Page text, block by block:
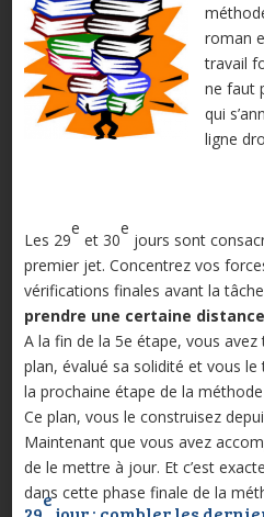
roman
travail
ne faut
qui
ligne
Les 29
e
et 30
e
jours sont
premier jet. Concentrez vos
vérifications finales avant la
prendre une certaine
A la fin de la 5e étape, vous
plan, évalué sa solidité et vous
la prochaine étape de la méthode
Ce plan, vous le construisez
Maintenant que vous avez
de le mettre à jour. Et c’est
dans cette phase finale de la
e